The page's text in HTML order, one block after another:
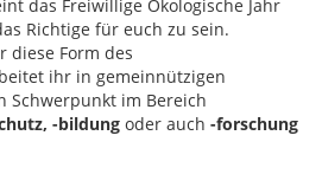
das Freiwillige Ökologische Jahr
Richtige für euch zu sein.
diese Form des
ihr in gemeinnützigen
Schwerpunkt im Bereich
-bildung oder auch -forschung